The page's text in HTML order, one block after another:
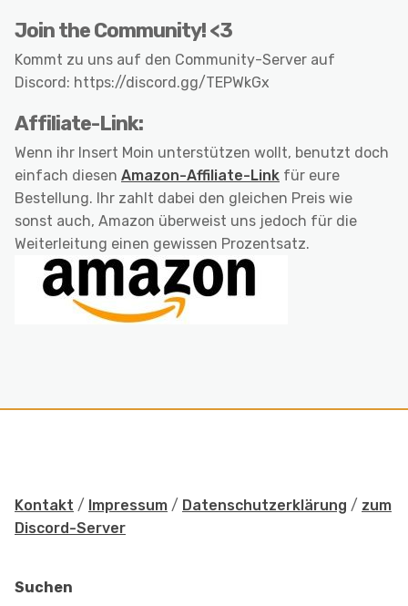
Join the Community! <3
Kommt zu uns auf den Community-Server auf
Discord: https://discord.gg/TEPWkGx
Affiliate-Link:
Wenn ihr Insert Moin unterstützen wollt, benutzt doch
einfach diesen Amazon-Affiliate-Link für eure
Bestellung. Ihr zahlt dabei den gleichen Preis wie
sonst auch, Amazon überweist uns jedoch für die
Weiterleitung einen gewissen Prozentsatz.
Kontakt / Impressum / Datenschutzerklärung / zum
Discord-Server
Suchen